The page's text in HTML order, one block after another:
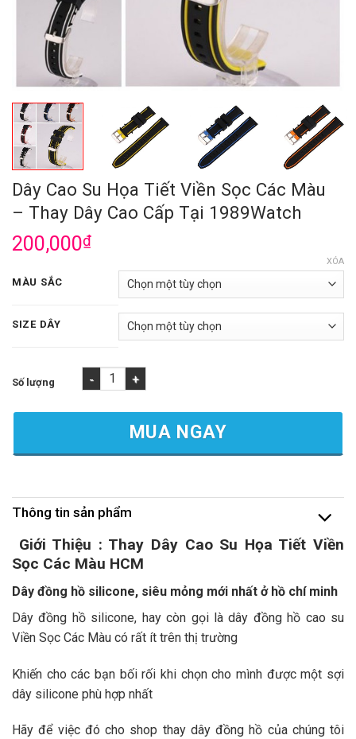
Dây Cao Su Họa Tiết Viền Sọc Các Màu
– Thay Dây Cao Cấp Tại 1989Watch
200,000₫
MÀU SẮC
SIZE DÂY
XÓA
Dây Cao Su Họa Tiết Viền Sọc Các Màu - Thay Dây Cao Cấp
MUA NGAY
Thông tin sản phẩm
Giới Thiệu : Thay Dây Cao Su Họa Tiết Viền
Sọc Các Màu HCM
Dây đồng hồ silicone, siêu mỏng mới nhất ở hồ chí minh
Dây đồng hồ silicone, hay còn gọi là dây đồng hồ cao su
Viền Sọc Các Màu có rất ít trên thị trường
Khiến cho các bạn bối rối khi chọn cho mình được một sợi
dây silicone phù hợp nhất
Hãy để việc đó cho shop thay dây đồng hồ của chúng tôi